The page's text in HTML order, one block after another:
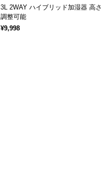
3L 2WAY ハイブリッド加湿器 高さ
調整可能
¥9,998